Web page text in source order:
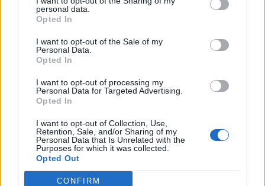
personal data.
Opted In
I want to opt-out of the Sale of my
Personal Data.
Opted In
I want to opt-out of processing my
Personal Data for Targeted Advertising.
Opted In
I want to opt-out of Collection, Use,
Retention, Sale, and/or Sharing of my
Personal Data that Is Unrelated with the
Purposes for which it was collected.
Opted Out
CONFIRM
Todėl, tuo metu, kai jūs paimsite į rankas laikrodį, jūs
pažeisite energetikos srities vientisumą, ir galiausiai,
susidarys piltuvėlis, kuris įtrauks teigiamą energiją.
Todėl geriau eikite pro šalį: jums nereikia jokių kitų
žmonių problemų ar sveikatos sutrikimų, ir, tuo labiau,